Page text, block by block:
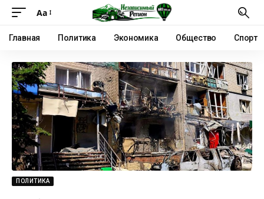
Аа
Главная Политика Экономика Общество Спорт
ПОЛИТИКА